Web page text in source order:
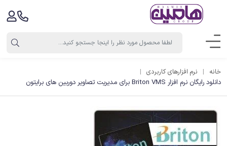
خانه نرم افزارهای کاربردی
دانلود رایگان نرم افزار ‏Briton VMS‏ برای مدیریت تصاویر دوربین های برایتون